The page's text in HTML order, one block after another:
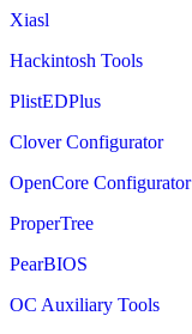
Xiasl
Hackintosh Tools
PlistEDPlus
Clover Configurator
OpenCore Configurator
ProperTree
PearBIOS
OC Auxiliary Tools